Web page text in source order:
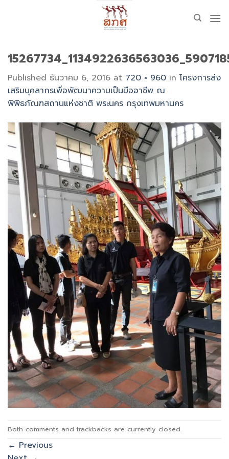
Published ธันวาคม 6, 2016 at 720 × 960 in โครงการส่ง
เสริมบุคลากรเพื่อพัฒนาความเป็นมืออาชีพ ณ
พิพิธภัณฑสถานแห่งชาติ พระนคร กรุงเทพมหานคร
Both comments and trackbacks are currently closed.
← Previous